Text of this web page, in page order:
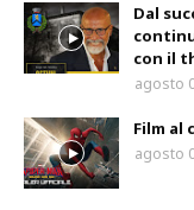
Dal
con il
agosto
Film al
agosto